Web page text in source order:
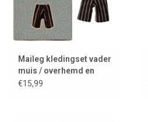
Maileg kledingset vader
muis / overhemd en
gestreepte broek
€15,99